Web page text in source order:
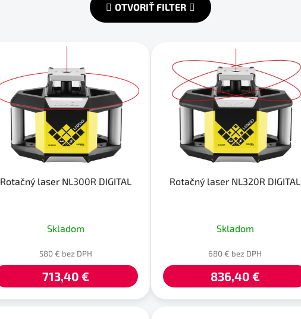
OTVORIŤ FILTER
Rotačný laser NL300R DIGITAL
Skladom
580 € bez DPH
713,40 €
Rotačný laser NL320R DIGITAL
Skladom
680 € bez DPH
836,40 €